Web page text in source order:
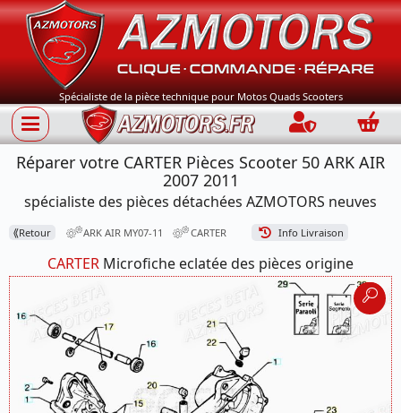
Spécialiste de la pièce technique pour Motos Quads Scooters
Connection
Réparer votre CARTER Pièces Scooter 50 ARK AIR
2007 2011
spécialiste des pièces détachées AZMOTORS neuves
⟪Retour ARK AIR MY07-11 CARTER Info Livraison
CARTER Microfiche eclatée des pièces origine